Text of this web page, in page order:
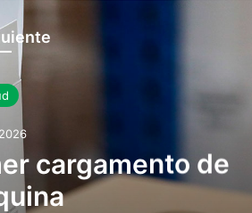
cargamento de